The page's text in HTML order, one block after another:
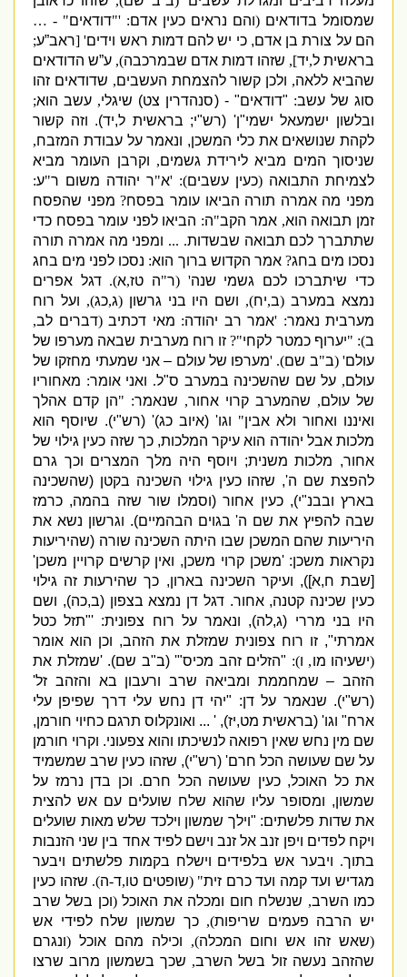
שמסומל בדודאים(והם נראים כעין אדם: '" דודאים" - …
הם על צורת בן אדם, כי יש להם דמות ראש וידים' [ראב”ע;
בראשית ל, יד],שזהו דמות אדם שבמרכבה),ע”ש הדודאים
שהביא ללאה,ולכן קשור להצמחת העשבים,שדודאים זהו
סוג של עשב:
"דודאים" - (סנהדרין צט)שיגלי,עשב הוא;
ובלשון ישמעאל ישמי"ן' (רש"י;בראשית ל יד).וזה קשור
לקהת שנושאים את כלי המשכן,ונאמר עלעבודת המזבח,
שניסוך המים מביא לירידת גשמים,וקרבן העומר מביא
לצמיחת התבואה(כעין עשבים): 'א "ר יהודה משום ר ע:
מפני מה אמרה תורה הביאו עומר בפסח?מפני שהפסח
זמן תבואה הוא,אמר הקב"ה:הביאו לפני עומר בפסח כדי
שתתברך לכם תבואה שבשדות. ...ומפני מה אמרה תורה
נסכו מים בחג?אמר הקדוש ברוך הוא:נסכו לפני מים בחג
כדי שיתברכו לכם גשמי שנה' (ר "ה טז ,א).דגל אפרים
נמצא במערב(ב ,יח),ושם היו בני גרשון(ג ,כג),ועל רוח
מערבית נאמר: 'אמר רב יהודה:מאי דכתיב(דברים לב,
: "יערוף כמטר לקחי"?זו רוח מערבית שבאה מערפו של
עולם' (ב"ב שם). 'מערפו של עולם – אני שמעתי מחזקו של
עולם,על שם שהשכינה במערב ס "ל.ואני אומר:מאחוריו
של עולם,שהמערב קרוי אחור,שנאמר: " הן קדם אהלך
ואיננו ואחור ולא אבין"וגו ' (איוב כג )' (רש"י).שיוסף הוא
מלכות אבל יהודה הוא עיקר המלכות,כך שזה כעין גילוי של
אחור,מלכות משנית;ויוסף היה מלך המצרים וכך גרם
להפצת שם ה ',שזהו כעין גילוי השכינה בקטן(שהשכינה
בארץ ובבנ"י),כעין אחור(וסמלו שור שזה בהמה,כרמז
שבה להפיץ את שם ה 'בגוים הבהמיים).וגרשון נשא את
היריעות שהם המשכן שבו היתה השכינה שורה(שהיריעות
נקראות משכן: 'משכן קרוי משכן,ואין קרשים קרויין משכן'
שבת ח א]),ועיקר השכינה בארון,כך שהירעות זה גילוי
כעין שכינה קטנה,אחור.דגל דן נמצא בצפון(ב,כה),ושם
היו בני מררי(ג ,לה),ונאמר על רוח צפונית: '" תזל כטל
אמרתי",זו רוח צפונית שמזלת את הזהב,וכן הוא אומר
ישעיהו מו ,ו):
"הזלים זהב מכיס"' (ב"ב שם). 'שמזלת את
הזהב – שמחממת ומביאה שרב ורעבון בא והזהב זל '
רש"י).שנאמר על דן : "יהי דן נחש עלי דרך שפיפן עלי
ארח"וגו ' (בראשית מט,יז), ' ... ואונקלוס תרגם כחיוי חורמן,
שם מין נחש שאין רפואה לנשיכתו והוא צפעוני.וקרוי חורמן
על שם שעושה הכל חרם' (רש"י),שזהו כעין שרב שמשמיד
את כל האוכל,כעין שעושה הכל חרם.וכן בדן נרמז על
שמשון,ומסופר עליו שהוא שלח שועלים עם אש להצית
את שדות פלשתים: "וילך שמשון וילכד שלש מאות שועלים
ויקח לפדים ויפן זנב אל זנב וישם לפיד אחד בין שני הזנבות
בתוך.ויבער אש בלפידים וישלח בקמות פלשתים ויבער
מגדיש ועד קמה ועד כרם זית" (שופטים טו ,ד-ה).שזהו כעין
כמו השרב,שנשלח חום ומכלה את האוכל(וכן בשל שרב
יש הרבה פעמים שריפות),כך שמשון שלח לפידי אש
שאש זהו אש וחום המכלה),וכילה מהם אוכל(ונגרם
שהזהב נעשה זול בשל השרב,שכך בשמשון מרוב שרצו